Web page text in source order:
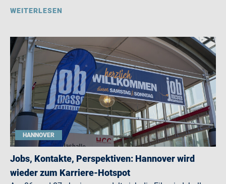
WEITERLESEN
HANNOVER
Jobs, Kontakte, Perspektiven: Hannover wird
wieder zum Karriere-Hotspot